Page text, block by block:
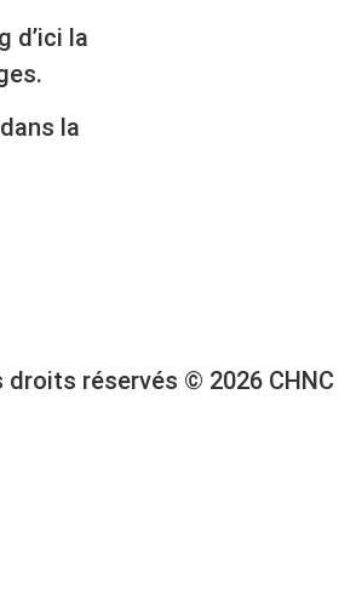
d’ici la
la
droits réservés © 2026 CHNC